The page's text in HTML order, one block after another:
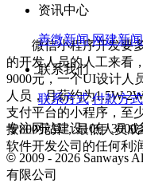
微信小程序开发要多
的开发人员的人工来看
9000元，一个UI设计人
人员，月薪约为1.5W-
支付平台的小程序，至
按800元算，最低人员
软件开发公司的任何利
资讯中心
善微新闻 网建新闻
联系我们
联系方式 付款方式
专注网站建设10年
© 2009 - 2026 Sanways
有限公司